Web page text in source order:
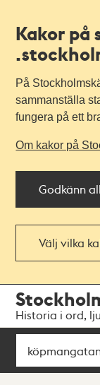
Kakor på
På
sammanställa
fungera på ett
Om kakor på
Godkänn
Välj vilka
navigationen
huvudinnehållet
Historia i ord,
Sök